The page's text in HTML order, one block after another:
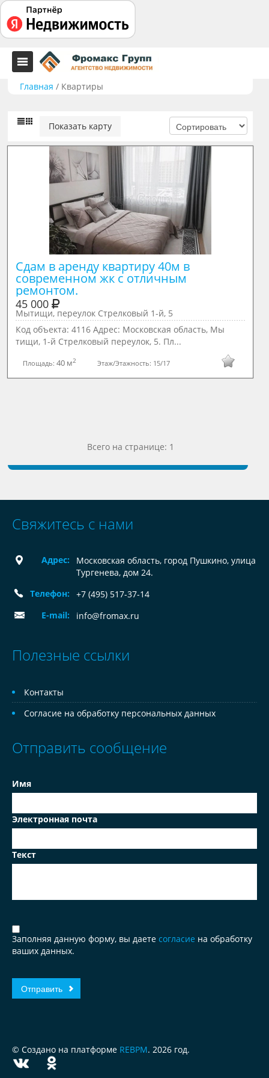
Главная / Квартиры
Показать карту
Сдам в аренду квартиру 40м в
современном жк с отличным
ремонтом.
45 000
Мытищи, переулок Стрелковый 1-й, 5
Код объекта: 4116 Адрес: Московская область, Мы
тищи, 1-й Стрелковый переулок, 5. Пл...
Площадь:40 м2 Этаж/Этажность: 15/17
Всего на странице: 1
Свяжитесь с нами
Адрес:
Московская область, город Пушкино, улица
Тургенева, дом 24.
Телефон:
+7 (495) 517-37-14
E-mail:
info@fromax.ru
Полезные ссылки
Контакты
Согласие на обработку персональных данных
Отправить сообщение
Имя
Электронная почта
Текст
Заполняя данную форму, вы даете согласие на обработку
ваших данных.
© Создано на платформе REBPM. 2026 год.